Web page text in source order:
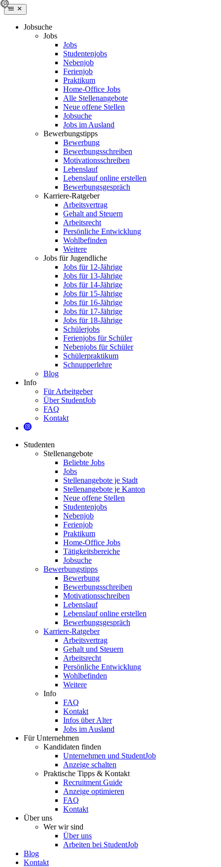
Jobsuche
Jobs
Jobs
Studentenjobs
Nebenjob
Ferienjob
Praktikum
Home-Office Jobs
Alle Stellenangebote
Neue offene Stellen
Jobsuche
Jobs im Ausland
Bewerbungstipps
Bewerbung
Bewerbungsschreiben
Motivationsschreiben
Lebenslauf
Lebenslauf online erstellen
Bewerbungsgespräch
Karriere-Ratgeber
Arbeitsvertrag
Gehalt and Steuern
Arbeitsrecht
Persönliche Entwicklung
Wohlbefinden
Weitere
Jobs für Jugendliche
Jobs für 12-Jährige
Jobs für 13-Jährige
Jobs für 14-Jährige
Jobs für 15-Jährige
Jobs für 16-Jährige
Jobs für 17-Jährige
Jobs für 18-Jährige
Schülerjobs
Ferienjobs für Schüler
Nebenjobs für Schüler
Schülerpraktikum
Schnupperlehre
Blog
Info
Für Arbeitgeber
Über StudentJob
FAQ
Kontakt
Studenten
Stellenangebote
Beliebte Jobs
Jobs
Stellenangebote je Stadt
Stellenangebote je Kanton
Neue offene Stellen
Studentenjobs
Nebenjob
Ferienjob
Praktikum
Home-Office Jobs
Tätigkeitsbereiche
Jobsuche
Bewerbungstipps
Bewerbung
Bewerbungsschreiben
Motivationsschreiben
Lebenslauf
Lebenslauf online erstellen
Bewerbungsgespräch
Karriere-Ratgeber
Arbeitsvertrag
Gehalt und Steuern
Arbeitsrecht
Persönliche Entwicklung
Wohlbefinden
Weitere
Info
FAQ
Kontakt
Infos über Alter
Jobs im Ausland
Für Unternehmen
Kandidaten finden
Unternehmen und StudentJob
Anzeige schalten
Praktische Tipps & Kontakt
Recruitment Guide
Anzeige optimieren
FAQ
Kontakt
Über uns
Wer wir sind
Über uns
Arbeiten bei StudentJob
Blog
Kontakt